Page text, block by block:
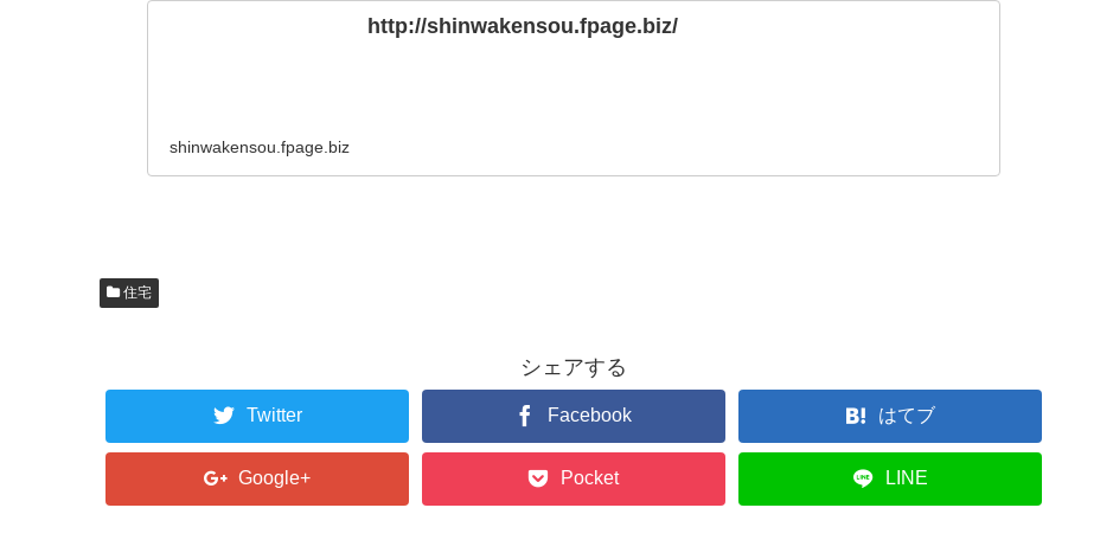
http://shinwakensou.fpage.biz/
shinwakensou.fpage.biz
住宅
シェアする
Twitter Facebook はてブ
Google+ Pocket LINE